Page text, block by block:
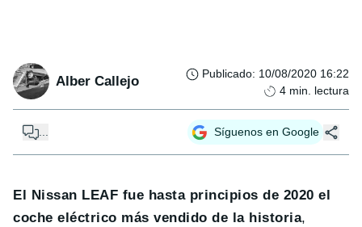
Alber Callejo Publicado: 10/08/2020 16:22
4 min. lectura
... Síguenos en Google
El Nissan LEAF fue hasta principios de 2020 el
coche eléctrico más vendido de la historia,